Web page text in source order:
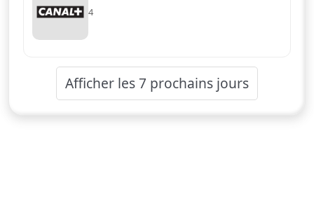
4
Afficher les 7 prochains jours